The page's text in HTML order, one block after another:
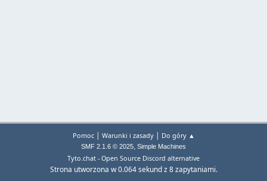
Pomoc| Warunki i zasady| Do góry ▲
SMF 2.1.6 © 2025, Simple Machines
Tyto.chat - Open Source Discord alternative
Strona utworzona w 0.064 sekund z 8 zapytaniami.